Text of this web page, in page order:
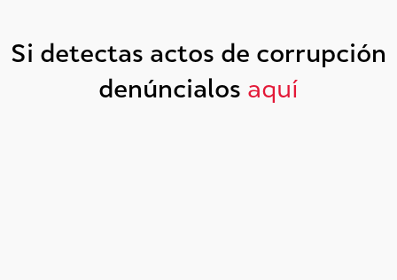
Si detectas actos de corrupción
denúncialos aquí